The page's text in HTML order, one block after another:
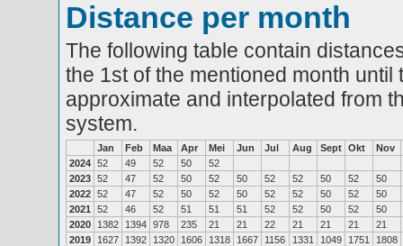
Distance per month
The following table contain
the 1st of the mentioned month
approximate and interpolated from
system.
Jan Feb Maa Apr Mei Jun Jul Aug Sept Okt
Nov
2024 52 49 52 50
52
2023 52 47 52 50 52 50 52 52 50 52
50
2022 52 47 52 50 52 50 52 52 50 52
50
2021
52 46 52 51 51 51 52 52 50 52
50
2020
1382 1394 978 235 21 21 22 21 21 21
21
2019
1627 1392 1320 1606 1318 1667 1156 1331 1049 1751
1808